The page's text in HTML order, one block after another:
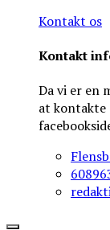
Kontakt os
Kontakt
Da vi er en
at kontakte